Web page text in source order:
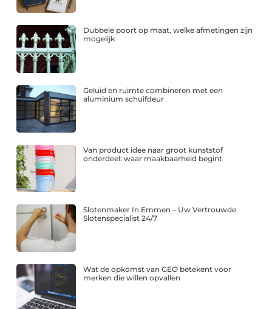
Dubbele poort op maat, welke afmetingen zijn
mogelijk
Geluid en ruimte combineren met een
aluminium schuifdeur
Van product idee naar groot kunststof
onderdeel: waar maakbaarheid begint
Slotenmaker In Emmen – Uw Vertrouwde
Slotenspecialist 24/7
Wat de opkomst van GEO betekent voor
merken die willen opvallen